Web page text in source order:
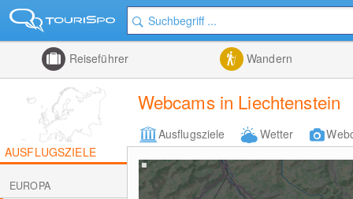
Reiseführer Wandern
Webcams in Liechtenstein
Ausflugsziele Wetter
AUSFLUGSZIELE
EUROPA